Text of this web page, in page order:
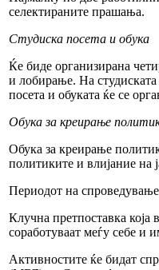
селектираните прашања.
Студиска посета и обука
Ќе биде организирана
и лобирање. На
посета и обуката ќе се
Обука за креирање
Обука за креирање
политиките и влијание на
Периодот на
Клучна претпоставка која
соработуваат меѓу себе и
Активностите ќе бидат